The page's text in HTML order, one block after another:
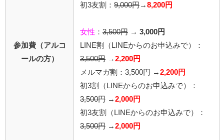
参加費（アルコ
ールの方）
初3友割： 9,000円 → 8,200円
女性 ： 3,500円 → 3,000円
LINE割
（LINEからのお申込みで）
：
3,500円 → 2,200円
メルマガ割： 3,500円 → 2,200円
初3割（LINEからのお申込みで）：
3,500円 → 2,000円
初3友割（LINEからのお申込みで）：
3,500円 → 2,000円